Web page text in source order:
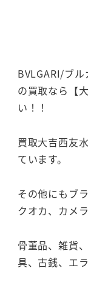
BVLGARI/ブ
の買取なら【
い！！
買取大吉西友
ています。
その他にもブ
クオカ、カメラ
骨董品、雑貨
具、古銭、エ